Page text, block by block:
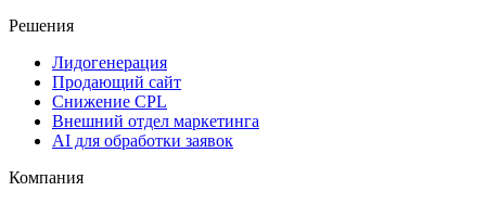
Решения
Лидогенерация
Продающий сайт
Снижение CPL
Внешний отдел маркетинга
AI для обработки заявок
Компания